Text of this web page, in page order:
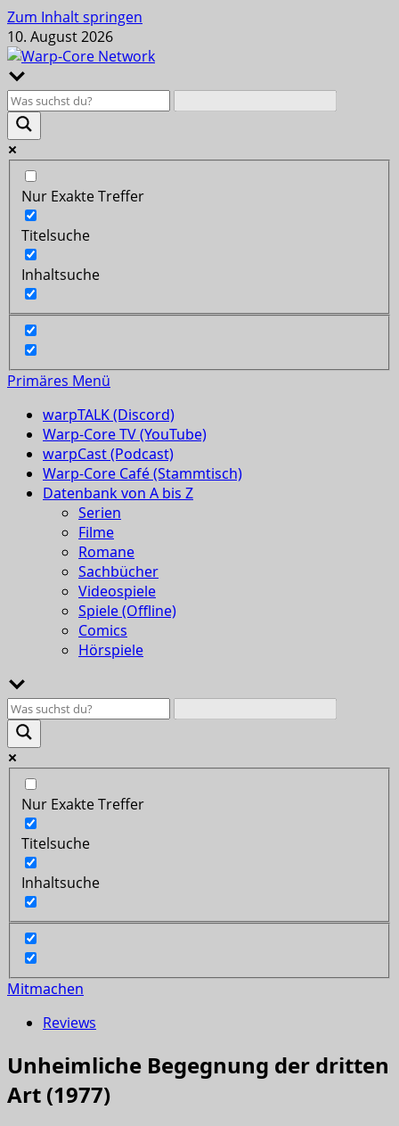
Zum Inhalt springen
10. August 2026
Nur Exakte Treffer
Titelsuche
Inhaltsuche
Primäres Menü
warpTALK (Discord)
Warp-Core TV (YouTube)
warpCast (Podcast)
Warp-Core Café (Stammtisch)
Datenbank von A bis Z
Serien
Filme
Romane
Sachbücher
Videospiele
Spiele (Offline)
Comics
Hörspiele
Nur Exakte Treffer
Titelsuche
Inhaltsuche
Mitmachen
Reviews
Unheimliche Begegnung der dritten
Art (1977)